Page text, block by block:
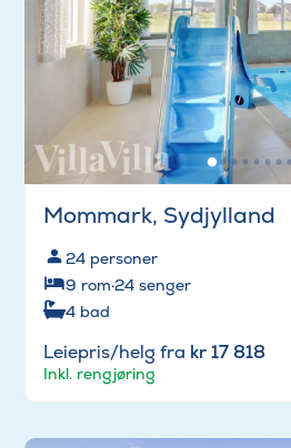
Mommark, Sydjylland
24 personer
9 rom·24 senger
4 bad
Leiepris/helg fra kr 17 818
Inkl. rengjøring